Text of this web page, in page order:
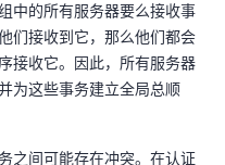
中的所有服务器要么接收事
们接收到它，那么他们都会
接收它。因此，所有服务器
为这些事务建立全局总顺
之间可能存在冲突。在认证